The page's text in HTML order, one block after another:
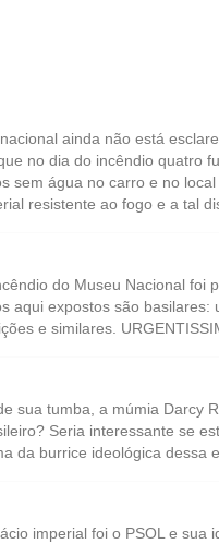
ainda não está
no dia do incêndio quatro
sem água no carro e no
resistente ao fogo e a tal
do Museu Nacional foi
aqui expostos são
e similares.
sua tumba, a múmia Darcy
Seria interessante se
da burrice ideológica dessa
imperial foi o PSOL e sua